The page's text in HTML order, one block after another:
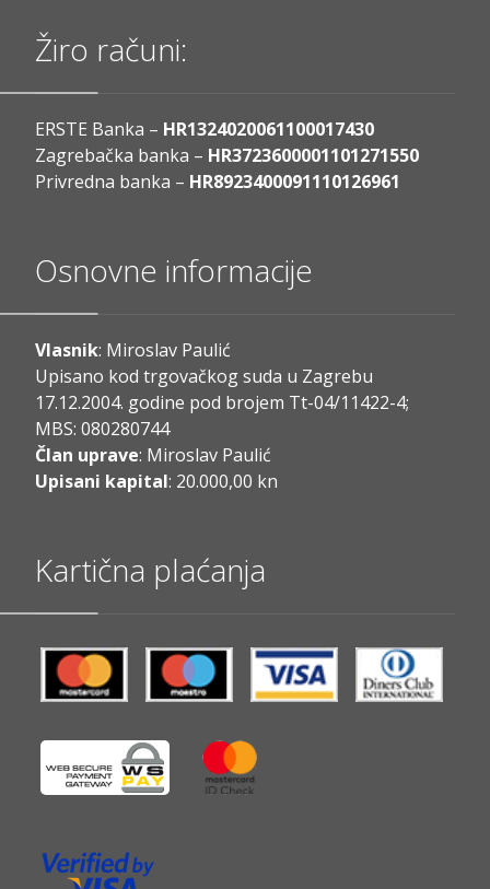
Žiro računi:
ERSTE Banka – HR1324020061100017430
Zagrebačka banka – HR3723600001101271550
Privredna banka – HR8923400091110126961
Osnovne informacije
Vlasnik: Miroslav Paulić
Upisano kod trgovačkog suda u Zagrebu
17.12.2004. godine pod brojem Tt-04/11422-4;
MBS: 080280744
Član uprave: Miroslav Paulić
Upisani kapital: 20.000,00 kn
Kartična plaćanja